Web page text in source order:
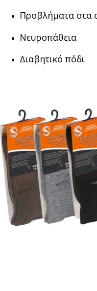
Προβλήματα στα
Νευροπάθεια
Διαβητικό πόδι